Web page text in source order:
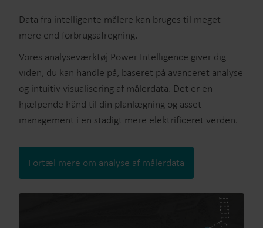
Data fra intelligente målere kan bruges til meget
mere end forbrugsafregning.
Vores analyseværktøj Power Intelligence giver dig
viden, du kan handle på, baseret på avanceret analyse
og intuitiv visualisering af målerdata. Det er en
hjælpende hånd til din planlægning og asset
management i en stadigt mere elektrificeret verden.
Fortæl mere om analyse af målerdata